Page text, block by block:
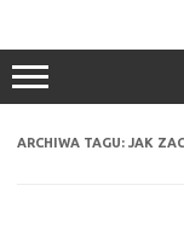
ARCHIWA TAGU: JAK